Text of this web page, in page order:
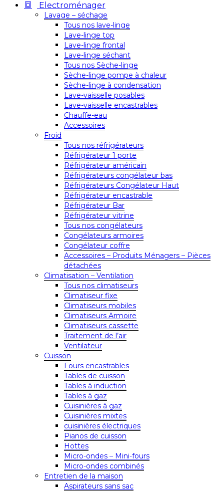
Electroménager
Lavage – séchage
Tous nos lave-linge
Lave-linge top
Lave-linge frontal
Lave-linge séchant
Tous nos Sèche-linge
Sèche-linge pompe à chaleur
Sèche-linge à condensation
Lave-vaisselle posables
Lave-vaisselle encastrables
Chauffe-eau
Accessoires
Froid
Tous nos réfrigérateurs
Réfrigérateur 1 porte
Réfrigérateur américain
Réfrigérateurs congélateur bas
Réfrigérateurs Congélateur Haut
Réfrigérateur encastrable
Réfrigérateur Bar
Réfrigérateur vitrine
Tous nos congélateurs
Congélateurs armoires
Congélateur coffre
Accessoires – Produits Ménagers – Pièces
détachées
Climatisation – Ventilation
Tous nos climatiseurs
Climatiseur fixe
Climatiseurs mobiles
Climatiseurs Armoire
Climatiseurs cassette
Traitement de l’air
Ventilateur
Cuisson
Fours encastrables
Tables de cuisson
Tables à induction
Tables à gaz
Cuisinières à gaz
Cuisinières mixtes
cuisinières électriques
Pianos de cuisson
Hottes
Micro-ondes – Mini-fours
Micro-ondes combinés
Entretien de la maison
Aspirateurs sans sac